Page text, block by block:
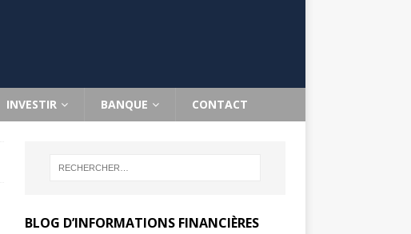
INVESTIR BANQUE CONTACT
BLOG D’INFORMATIONS FINANCIÈRES